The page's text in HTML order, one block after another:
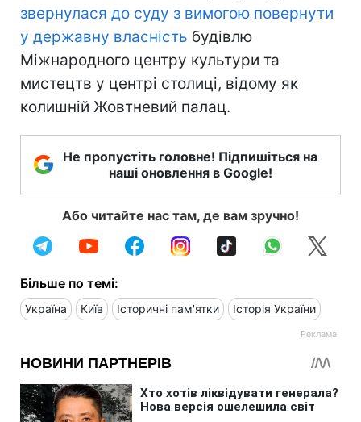
звернулася до суду з вимогою повернути
у державну власність будівлю
Міжнародного центру культури та
мистецтв у центрі столиці, відому як
колишній Жовтневий палац.
Не пропустіть головне! Підпишіться на
наші оновлення в Google!
Або читайте нас там, де вам зручно!
Більше по темі:
Україна Київ Історичні пам'ятки Історія України